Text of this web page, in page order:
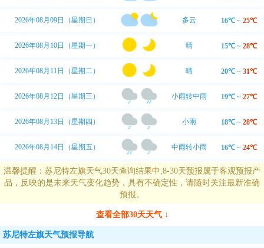
2026年08月09日（星期日） 多云 16℃~ 25℃
2026年08月10日（星期一） 晴 15℃~ 28℃
2026年08月11日（星期二） 晴 20℃~ 31℃
2026年08月12日（星期三） 小雨转中雨 19℃~ 27℃
2026年08月13日（星期四） 小雨 18℃~ 28℃
2026年08月14日（星期五） 中雨转小雨 16℃~ 24℃
温馨提醒：苏尼特左旗天气30天查询结果中,8-30天预报属于客观预报产
品，反映的是未来天气变化趋势，具有不确定性，请随时关注最新准确
预报。
查看全部30天天气 ↓
苏尼特左旗天气预报导航